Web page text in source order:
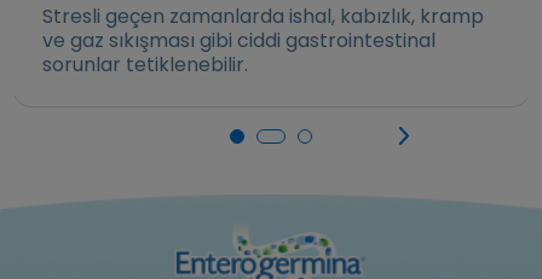
Stresli geçen zamanlarda ishal, kabızlık, kramp
ve gaz sıkışması gibi ciddi gastrointestinal
sorunlar tetiklenebilir.